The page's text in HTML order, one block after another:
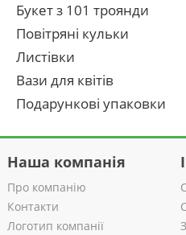
Букет з 101 троянди
Повітряні кульки
Листівки
Вази для квітів
Подарункові упаковки
Наша компанія
Про компанію
Контакти
Логотип компанії